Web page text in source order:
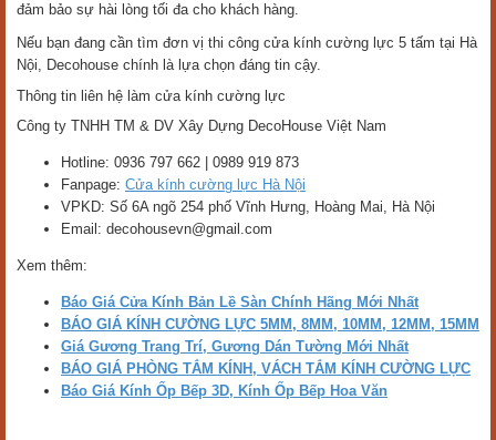
đảm bảo sự hài lòng tối đa cho khách hàng.
Nếu bạn đang cần tìm đơn vị thi công cửa kính cường lực 5 tấm tại Hà
Nội, Decohouse chính là lựa chọn đáng tin cậy.
Thông tin liên hệ làm cửa kính cường lực
Công ty TNHH TM & DV Xây Dựng DecoHouse Việt Nam
Hotline: 0936 797 662 | 0989 919 873
Fanpage: Cửa kính cường lực Hà Nội
VPKD: Số 6A ngõ 254 phố Vĩnh Hưng, Hoàng Mai, Hà Nội
Email: decohousevn@gmail.com
Xem thêm:
Báo Giá Cửa Kính Bản Lề Sàn Chính Hãng Mới Nhất
BÁO GIÁ KÍNH CƯỜNG LỰC 5MM, 8MM, 10MM, 12MM, 15MM
Giá Gương Trang Trí, Gương Dán Tường Mới Nhất
BÁO GIÁ PHÒNG TẮM KÍNH, VÁCH TẮM KÍNH CƯỜNG LỰC
Báo Giá Kính Ốp Bếp 3D, Kính Ốp Bếp Hoa Văn